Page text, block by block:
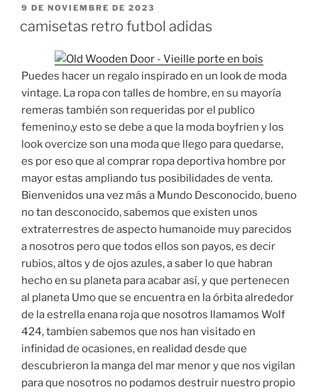
PUBLICADO
9 DE NOVIEMBRE DE 2023
camisetas retro futbol adidas
Puedes hacer un regalo inspirado en un look de moda
vintage. La ropa con talles de hombre, en su mayoría
remeras también son requeridas por el publico
femenino,y esto se debe a que la moda boyfrien y los
look overcize son una moda que llego para quedarse,
es por eso que al comprar ropa deportiva hombre por
mayor estas ampliando tus posibilidades de venta.
Bienvenidos una vez más a Mundo Desconocido, bueno
no tan desconocido, sabemos que existen unos
extraterrestres de aspecto humanoide muy parecidos
a nosotros pero que todos ellos son payos, es decir
rubios, altos y de ojos azules, a saber lo que habran
hecho en su planeta para acabar así, y que pertenecen
al planeta Umo que se encuentra en la órbita alrededor
de la estrella enana roja que nosotros llamamos Wolf
424, tambien sabemos que nos han visitado en
infinidad de ocasiones, en realidad desde que
descubrieron la manga del mar menor y que nos vigilan
para que nosotros no podamos destruir nuestro propio